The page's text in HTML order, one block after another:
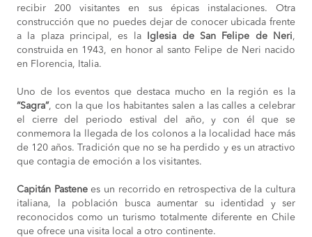
recibir 200 visitantes en sus épicas instalaciones. Otra
construcción que no puedes dejar de conocer ubicada frente
a la plaza principal, es la
Iglesia de San Felipe de Neri,
construida en 1943, en honor al santo Felipe de Neri nacido
en Florencia, Italia.
Uno de los eventos que destaca mucho en la región es la
“Sagra”, con la que los habitantes salen a las calles a celebrar
el cierre del periodo estival del año, y con él que se
conmemora la llegada de los colonos a la localidad hace más
de 120 años. Tradición que no se ha perdido y es un atractivo
que contagia de emoción a los visitantes.
Capitán Pastenees un recorrido en retrospectiva de la cultura
italiana, la población busca aumentar su identidad y ser
reconocidos como un turismo totalmente diferente en Chile
que ofrece una visita local a otro continente.